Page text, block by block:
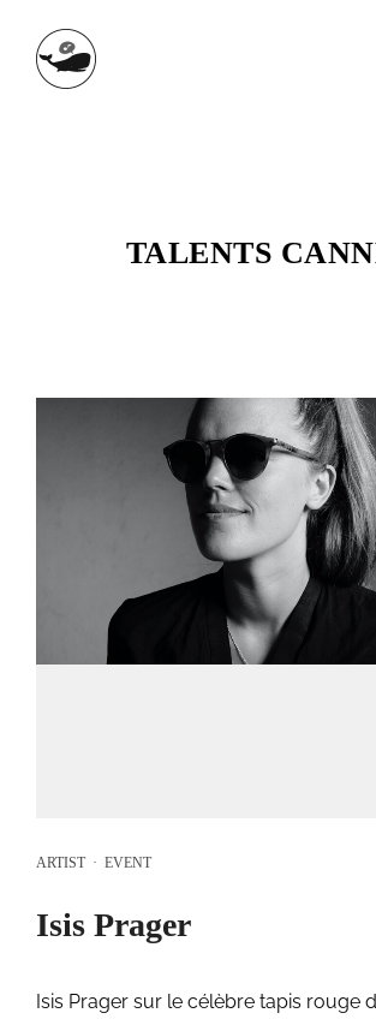
TALENTS
ARTIST· EVENT
Isis Prager
Isis Prager sur le célèbre tapis rouge